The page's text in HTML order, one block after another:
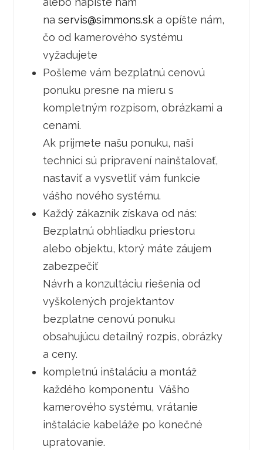
naservis@simmons.sk a opíšte nám,
čo od kamerového systému
vyžadujete
Pošleme vám bezplatnú cenovú
ponuku presne na mieru s
kompletným rozpisom, obrázkami a
cenami.
Ak prijmete našu ponuku, naši
technici sú pripravení nainštalovať,
nastaviť a vysvetliť vám funkcie
vášho nového systému.
Každý zákazník získava od nás:
Bezplatnú obhliadku priestoru
alebo objektu, ktorý máte záujem
zabezpečiť
Návrh a konzultáciu riešenia od
vyškolených projektantov
bezplatne cenovú ponuku
obsahujúcu detailný rozpis, obrázky
a ceny.
kompletnú inštaláciu a montáž
každého komponentu Vášho
kamerového systému, vrátanie
inštalácie kabeláže po konečné
upratovanie.